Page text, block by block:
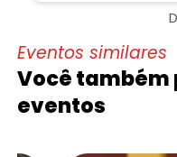
Eventos similares
Você também
eventos